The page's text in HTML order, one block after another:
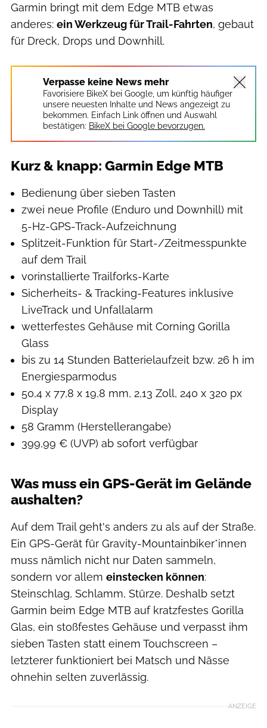
Garmin bringt mit dem Edge MTB etwas
anderes: ein Werkzeug für Trail-Fahrten, gebaut
für Dreck, Drops und Downhill.
Verpasse keine News mehr
Favorisiere BikeX bei Google, um künftig häufiger
unsere neuesten Inhalte und News angezeigt zu
bekommen. Einfach Link öffnen und Auswahl
bestätigen: BikeX bei Google bevorzugen.
Kurz & knapp: Garmin Edge MTB
Bedienung über sieben Tasten
zwei neue Profile (Enduro und Downhill) mit
5-Hz-GPS-Track-Aufzeichnung
Splitzeit-Funktion für Start-/Zeitmesspunkte
auf dem Trail
vorinstallierte Trailforks-Karte
Sicherheits- & Tracking-Features inklusive
LiveTrack und Unfallalarm
wetterfestes Gehäuse mit Corning Gorilla
Glass
bis zu 14 Stunden Batterielaufzeit bzw. 26 h im
Energiesparmodus
50,4 x 77,8 x 19,8 mm, 2,13 Zoll, 240 x 320 px
Display
58 Gramm (Herstellerangabe)
399,99 € (UVP) ab sofort verfügbar
Was muss ein GPS-Gerät im Gelände
aushalten?
Auf dem Trail geht's anders zu als auf der Straße.
Ein GPS-Gerät für Gravity-Mountainbiker*innen
muss nämlich nicht nur Daten sammeln,
sondern vor allem einstecken können:
Steinschlag, Schlamm, Stürze. Deshalb setzt
Garmin beim Edge MTB auf kratzfestes Gorilla
Glas, ein stoßfestes Gehäuse und verpasst ihm
sieben Tasten statt einem Touchscreen –
letzterer funktioniert bei Matsch und Nässe
ohnehin selten zuverlässig.
ANZEIGE